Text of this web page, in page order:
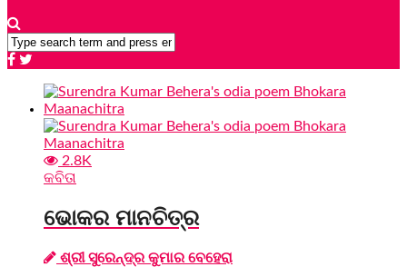
2.8K
କବିତା
ଭୋକର ମାନଚିତ୍ର
ଶ୍ରୀ ସୁରେନ୍ଦ୍ର କୁମାର ବେହେରା